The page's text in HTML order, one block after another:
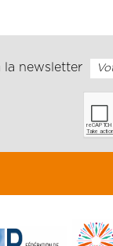
la newsletter